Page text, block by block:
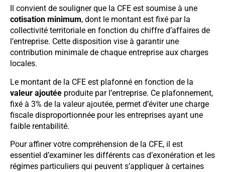
Il convient de souligner que la CFE est soumise à une
cotisation minimum, dont le montant est fixé par la
collectivité territoriale en fonction du chiffre d’affaires de
l’entreprise. Cette disposition vise à garantir une
contribution minimale de chaque entreprise aux charges
locales.
Le montant de la CFE est plafonné en fonction de la
valeur ajoutée produite par l’entreprise. Ce plafonnement,
fixé à 3% de la valeur ajoutée, permet d’éviter une charge
fiscale disproportionnée pour les entreprises ayant une
faible rentabilité.
Pour affiner votre compréhension de la CFE, il est
essentiel d’examiner les différents cas d’exonération et les
régimes particuliers qui peuvent s’appliquer à certaines